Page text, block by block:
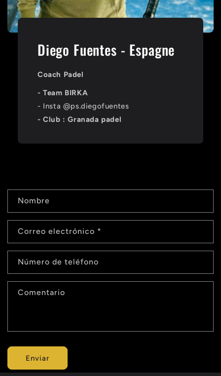
Diego Fuentes - Espagne
Coach Padel
- Team BIRKA
- Insta @ps.diegofuentes
- Club : Granada padel
o
m
l
i
o
d
Nombre
Correo electrónico *
Número de teléfono
Comentario
Enviar